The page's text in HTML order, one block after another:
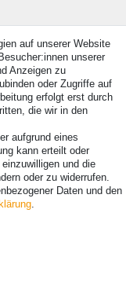
| *Gilt für
auf unserer Website
unserer
Anzeigen zu
oder Zugriffe auf
erfolgt erst durch
die wir in den
aufgrund eines
kann erteilt oder
und die
oder zu widerrufen.
Daten und den
.